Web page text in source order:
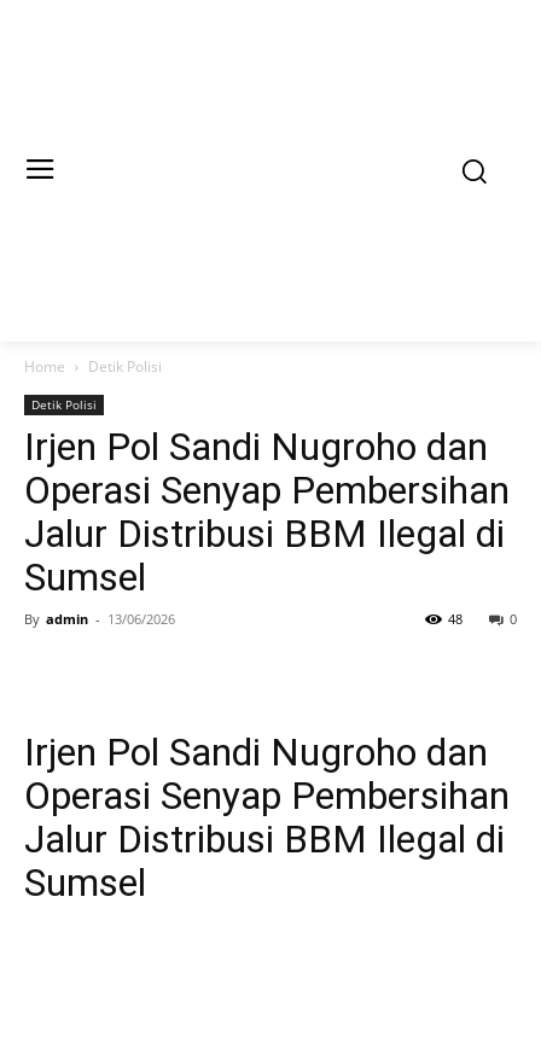
Home Detik Polisi
Detik Polisi
Irjen Pol Sandi Nugroho dan
Operasi Senyap Pembersihan
Jalur Distribusi BBM Ilegal di
Sumsel
By admin - 13/06/2026 0
48
Irjen Pol Sandi Nugroho dan
Operasi Senyap Pembersihan
Jalur Distribusi BBM Ilegal di
Sumsel